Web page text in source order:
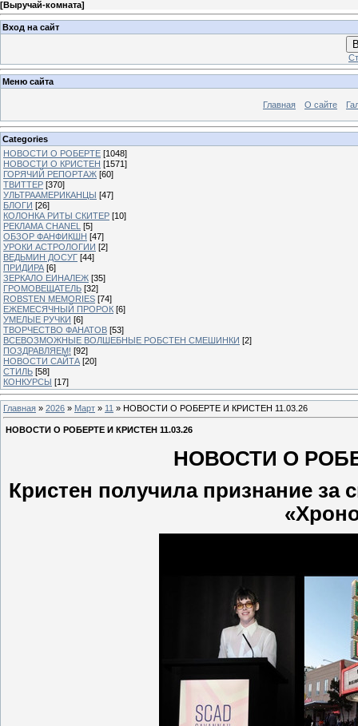
[Выручай-комната]
Вход на сайт
Меню сайта
Главная О сайте
Categories
НОВОСТИ О РОБЕРТЕ [1048]
НОВОСТИ О КРИСТЕН [1571]
ГОРЯЧИЙ РЕПОРТАЖ [60]
ТВИТТЕР [370]
УЛЬТРААМЕРИКАНЦЫ [47]
БЛОГИ [26]
КОЛОНКА РИТЫ СКИТЕР [10]
РЕКЛАМА CHANEL [5]
ОБЗОР ФАНФИКШН [47]
УРОКИ АСТРОЛОГИИ [2]
ВЕДЬМИН ДОСУГ [44]
ПРИДИРА [6]
ЗЕРКАЛО ЕИНАЛЕЖ [35]
ГРОМОВЕЩАТЕЛЬ [32]
ROBSTEN MEMORIES [74]
ЕЖЕМЕСЯЧНЫЙ ПРОРОК [6]
УМЕЛЫЕ РУЧКИ [6]
ТВОРЧЕСТВО ФАНАТОВ [53]
ВСЕВОЗМОЖНЫЕ ВОЛШЕБНЫЕ РОБСТЕН СМЕШИНКИ [2]
ПОЗДРАВЛЯЕМ! [92]
НОВОСТИ САЙТА [20]
СТИЛЬ [58]
КОНКУРСЫ [17]
Главная » 2026 » Март » 11 » НОВОСТИ О РОБЕРТЕ И КРИСТЕН 11.03.26
НОВОСТИ О РОБЕРТЕ И КРИСТЕН 11.03.26
НОВОСТИ О
Кристен получила признание